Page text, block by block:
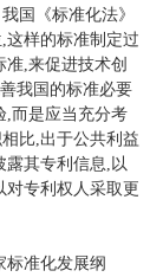
国《标准化法》
这样的标准制定过
,来促进技术创
我国的标准必要
,而是应当充分考
比,出于公共利益
露其专利信息,以
对专利权人采取更
标准化发展纲